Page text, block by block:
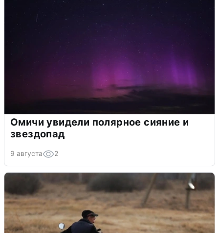
Омичи увидели полярное сияние и
звездопад
9 августа 2